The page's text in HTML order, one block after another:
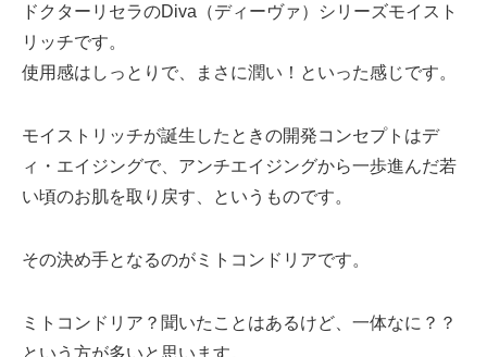
ドクターリセラのDiva（ディーヴァ）シリーズモイスト
リッチです。
使用感はしっとりで、まさに潤い！といった感じです。
モイストリッチが誕生したときの開発コンセプトはデ
ィ・エイジングで、アンチエイジングから一歩進んだ若
い頃のお肌を取り戻す、というものです。
その決め手となるのが ミトコンドリアです。
ミトコンドリア？聞いたことはあるけど、一体なに？？
という方が多いと思います。